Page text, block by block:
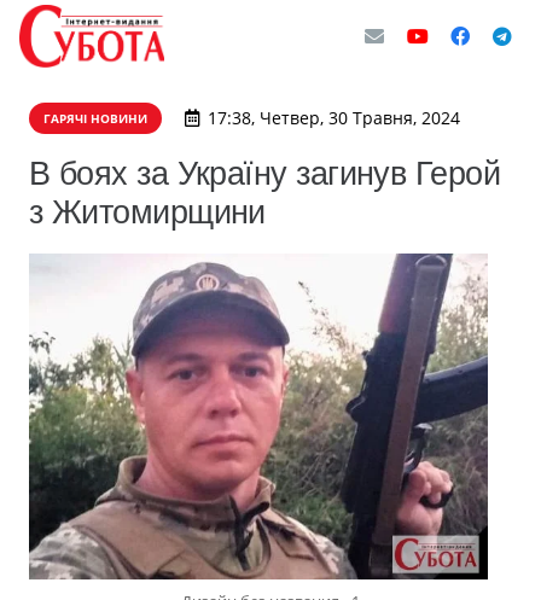
ГАРЯЧІ НОВИНИ 17:38, Четвер, 30 Травня, 2024
В боях за Україну загинув Герой
з Житомирщини